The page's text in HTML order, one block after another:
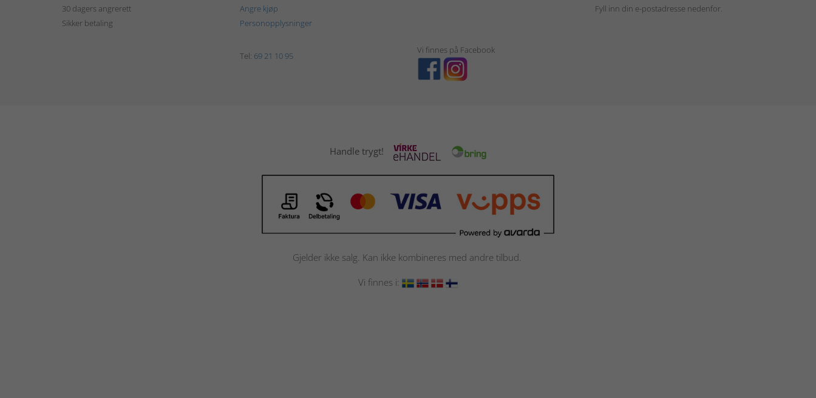
30 dagers angrerett
Sikker betaling
Angre kjøp
Personopplysninger
Fyll inn din e-postadresse nedenfor.
Tel: 69 21 10 95
Vi finnes på Facebook
Handle trygt!
Gjelder ikke salg. Kan ikke kombineres med andre tilbud.
Vi finnes i: